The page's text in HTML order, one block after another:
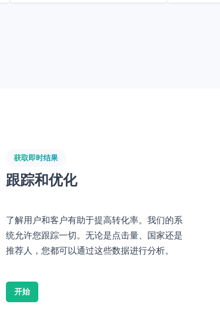
获取即时结果
跟踪和优化
了解用户和客户有助于提高转化率。我们的系
统允许您跟踪一切。无论是点击量、国家还是
推荐人，您都可以通过这些数据进行分析。
开始